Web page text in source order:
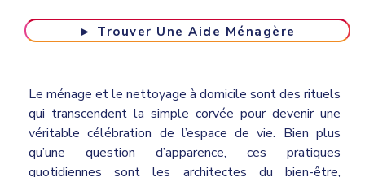
► Trouver Une Aide Ménagère
Le ménage et le nettoyage à domicile sont des rituels
qui transcendent la simple corvée pour devenir une
véritable célébration de l’espace de vie. Bien plus
qu’une question d’apparence, ces pratiques
quotidiennes sont les architectes du bien-être,